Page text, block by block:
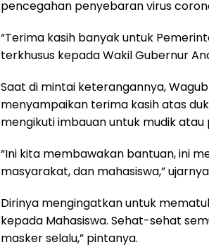
pencegahan penyebaran virus
“Terima kasih banyak untuk
terkhusus kepada Wakil Gubernur
Saat di mintai keterangannya,
menyampaikan terima kasih atas
mengikuti imbauan untuk mudik atau
“Ini kita membawakan bantuan, ini
masyarakat, dan mahasiswa,”
Dirinya mengingatkan untuk
kepada Mahasiswa. Sehat-sehat
masker selalu,” pintanya.